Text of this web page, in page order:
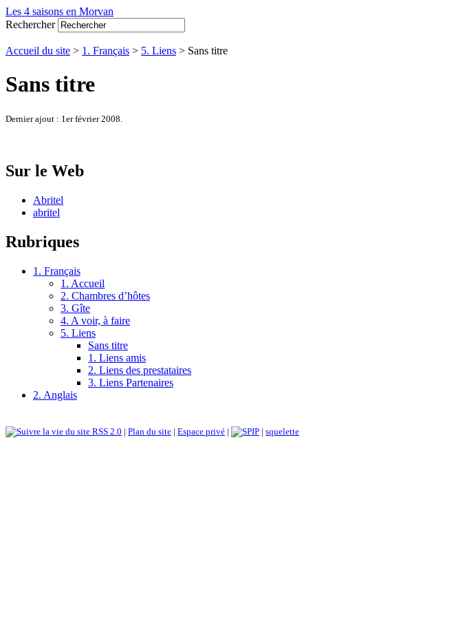
Les 4 saisons en Morvan
Rechercher
Accueil du site > 1. Français > 5. Liens > Sans titre
Sans titre
Dernier ajout : 1er février 2008.
Sur le Web
Abritel
abritel
Rubriques
1. Français
1. Accueil
2. Chambres d’hôtes
3. Gîte
4. A voir, à faire
5. Liens
Sans titre
1. Liens amis
2. Liens des prestataires
3. Liens Partenaires
2. Anglais
RSS 2.0 | Plan du site | Espace privé | | squelette